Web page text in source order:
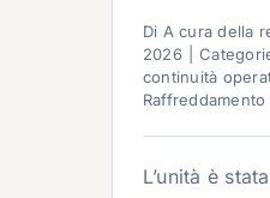
Di A cura della
2026
continuità
Raffreddamento
L’unità è